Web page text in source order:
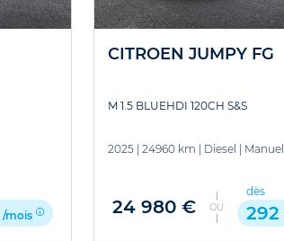
/mois
CITROEN JUMPY FG
M 1.5 BLUEHDI 120CH S&S
2025 24960 km Diesel
24 980 € OU
dès